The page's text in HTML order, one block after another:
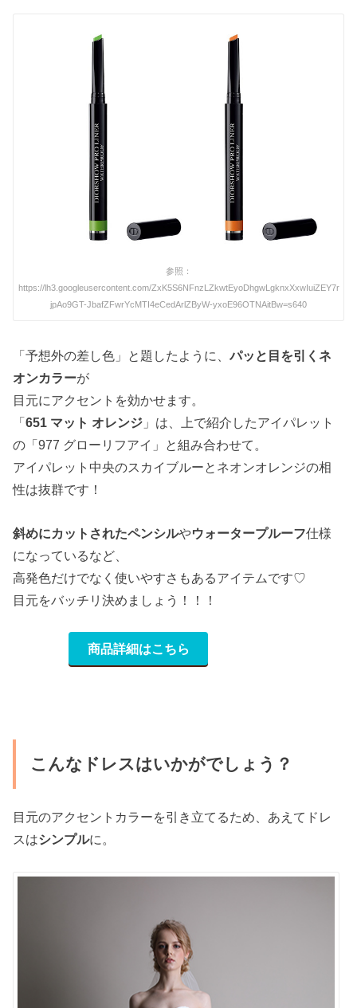
参照：
https://lh3.googleusercontent.com/ZxK5S6NFnzLZkwtEyoDhgwLgknxXxwIuiZEY7r
jpAo9GT-JbafZFwrYcMTI4eCedArlZByW-yxoE96OTNAitBw=s640
「予想外の差し色」と題したように、パッと目を引くネ
オンカラーが
目元にアクセントを効かせます。
「651 マット オレンジ 」は、上で紹介したアイパレット
の「977 グローリフアイ」と組み合わせて。
アイパレット中央のスカイブルーとネオンオレンジの相
性は抜群です！
斜めにカットされたペンシルやウォータープルーフ仕様
になっているなど、
高発色だけでなく使いやすさもあるアイテムです♡
目元をバッチリ決めましょう！！！
商品詳細はこちら
こんなドレスはいかがでしょう？
目元のアクセントカラーを引き立てるため、あえてドレ
スはシンプルに。